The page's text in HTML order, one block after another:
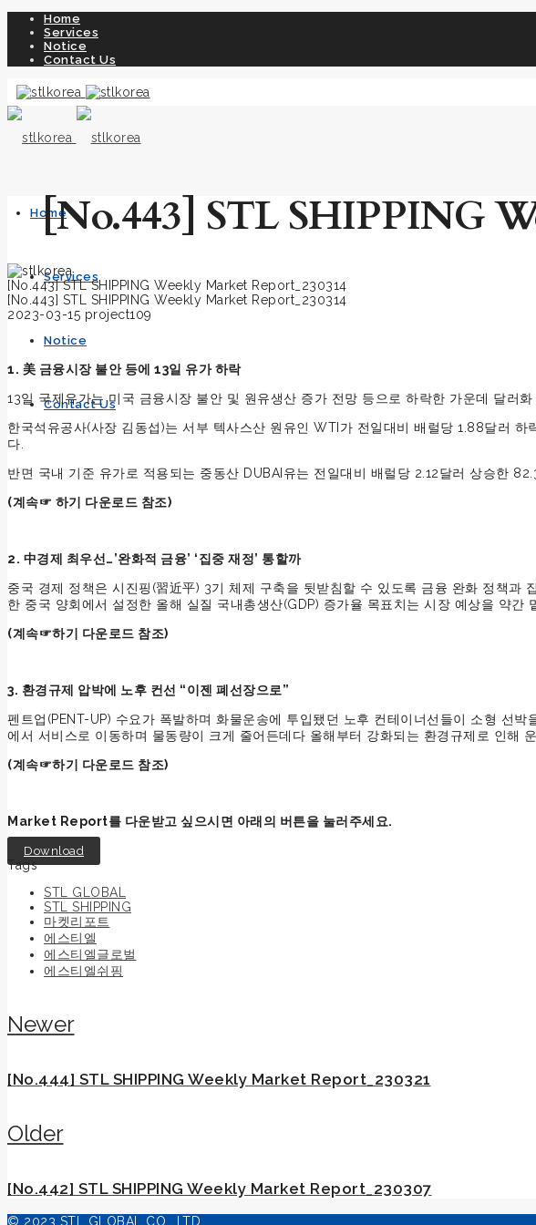
Home
Services
Notice
Contact Us
Home
Services
Notice
Contact Us
[No.443] STL SHIPPING
[No.443] STL SHIPPING Weekly Market Report_230314
[No.443] STL SHIPPING Weekly Market Report_230314
2023-03-15 project109
1. 美 금융시장 불안 등에 13일 유가 하락
13일 국제유가는 미국 금융시장 불안 및 원유생산 증가 전망 등으로 하락한 가운데 달러
한국석유공사(사장 김동섭)는 서부 텍사스산 원유인 WTI가 전일대비 배럴당 1.88달러
다.
반면 국내 기준 유가로 적용되는 중동산 DUBAI유는 전일대비 배럴당 2.12달러 상승한
(계속☞ 하기 다운로드 참조)
2. 中경제 최우선…’완화적 금융’ ‘집중 재정’ 통할까
중국 경제 정책은 시진핑(習近平) 3기 체제 구축을 뒷받침할 수 있도록 금융 완화 정책
한 중국 양회에서 설정한 올해 실질 국내총생산(GDP) 증가율 목표치는 시장 예상을 약간 밑
(계속☞하기 다운로드 참조)
3. 환경규제 압박에 노후 컨선 “이젠 폐선장으로”
펜트업(PENT-UP) 수요가 폭발하며 화물운송에 투입됐던 노후 컨테이너선들이 소형 선
에서 서비스로 이동하며 물동량이 크게 줄어든데다 올해부터 강화되는 환경규제로 인해
(계속☞하기 다운로드 참조)
Market Report를 다운받고 싶으시면 아래의 버튼을 눌러주세요.
Download
Tags
STL GLOBAL
STL SHIPPING
마켓리포트
에스티엘
에스티엘글로벌
에스티엘쉬핑
Newer
[No.444] STL SHIPPING Weekly Market Report_230321
Older
[No.442] STL SHIPPING Weekly Market Report_230307
© 2023 STL GLOBAL CO., LTD.